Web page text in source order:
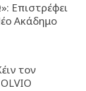
Ακάδημο
τον